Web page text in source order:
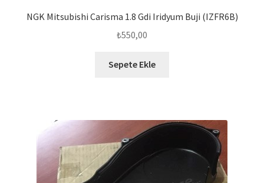
NGK Mitsubishi Carisma 1.8 Gdi Iridyum Buji (IZFR6B)
₺550,00
Sepete Ekle